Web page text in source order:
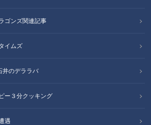
ゴンズ関連記事
イムズ
井のデララバ
ー３分クッキング
遇